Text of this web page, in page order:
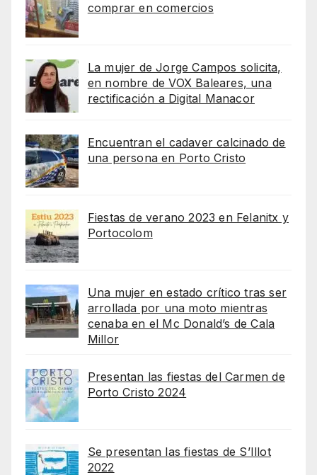
comprar en comercios
La mujer de Jorge Campos solicita,
en nombre de VOX Baleares, una
rectificación a Digital Manacor
Encuentran el cadaver calcinado de
una persona en Porto Cristo
Fiestas de verano 2023 en Felanitx y
Portocolom
Una mujer en estado crítico tras ser
arrollada por una moto mientras
cenaba en el Mc Donald’s de Cala
Millor
Presentan las fiestas del Carmen de
Porto Cristo 2024
Se presentan las fiestas de S’Illot
2022